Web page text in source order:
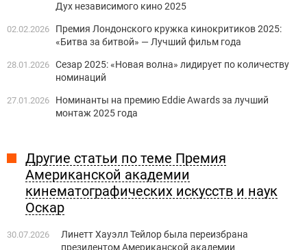
Дух независимого кино 2025
02.02.2026
Премия Лондонского кружка кинокритиков 2025:
«Битва за битвой» — Лучший фильм года
28.01.2026 Сезар 2025: «Новая волна» лидирует по количеству
номинаций
27.01.2026
Номинанты на премию Eddie Awards за лучший
монтаж 2025 года
Другие статьи по теме Премия
Американской академии
кинематографических искусств и наук
Оскар
30.07.2026
Линетт Хауэлл Тейлор была переизбрана
президентом Американской академии